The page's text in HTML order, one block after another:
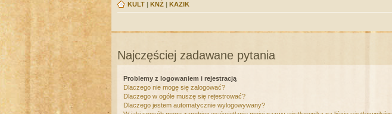
KULT | KNŻ | KAZIK
Najczęściej zadawane pytania
Problemy z logowaniem i rejestracją
Dlaczego nie mogę się zalogować?
Dlaczego w ogóle muszę się rejestrować?
Dlaczego jestem automatycznie wylogowywany?